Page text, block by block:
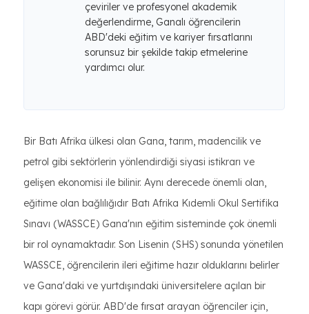
çeviriler ve profesyonel akademik
değerlendirme, Ganalı öğrencilerin
ABD'deki eğitim ve kariyer fırsatlarını
sorunsuz bir şekilde takip etmelerine
yardımcı olur.
Bir Batı Afrika ülkesi olan Gana, tarım, madencilik ve
petrol gibi sektörlerin yönlendirdiği siyasi istikrarı ve
gelişen ekonomisi ile bilinir. Aynı derecede önemli olan,
eğitime olan bağlılığıdır Batı Afrika Kıdemli Okul Sertifika
Sınavı (WASSCE) Gana'nın eğitim sisteminde çok önemli
bir rol oynamaktadır. Son Lisenin (SHS) sonunda yönetilen
WASSCE, öğrencilerin ileri eğitime hazır olduklarını belirler
ve Gana'daki ve yurtdışındaki üniversitelere açılan bir
kapı görevi görür. ABD'de fırsat arayan öğrenciler için,